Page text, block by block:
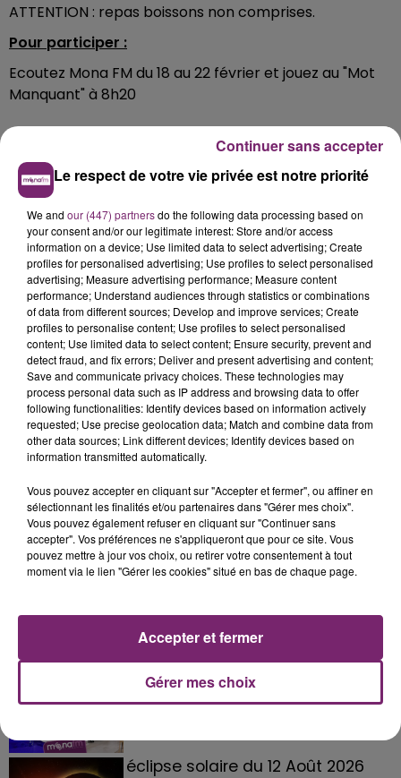
ATTENTION : repas boissons non comprises.
Pour participer :
Ecoutez Mona FM du 18 au 22 février et jouez au "Mot
Manquant" à 8h20
La Bulle - Guinguette éphémère
de Frelinghien !
éclipse solaire du 12 Août 2026
Le respect de votre vie privée est notre priorité
We and our (447) partnersdo the following data processing based on
your consent and/or our legitimate interest: Store and/or access
information on a device; Use limited data to select advertising; Create
profiles for personalised advertising; Use profiles to select personalised
advertising; Measure advertising performance; Measure content
performance; Understand audiences through statistics or combinations
of data from different sources; Develop and improve services; Create
profiles to personalise content; Use profiles to select personalised
content; Use limited data to select content; Ensure security, prevent and
detect fraud, and fix errors; Deliver and present advertising and content;
Save and communicate privacy choices. These technologies may
process personal data such as IP address and browsing data to offer
following functionalities: Identify devices based on information actively
requested; Use precise geolocation data; Match and combine data from
other data sources; Link different devices; Identify devices based on
information transmitted automatically.
Vous pouvez accepter en cliquant sur "Accepter et fermer", ou affiner en
sélectionnant les finalités et/ou partenaires dans "Gérer mes choix".
Vous pouvez également refuser en cliquant sur "Continuer sans
accepter". Vos préférences ne s'appliqueront que pour ce site. Vous
pouvez mettre à jour vos choix, ou retirer votre consentement à tout
moment via le lien "Gérer les cookies" situé en bas de chaque page.
Gérer mes choix
Accepter et fermer
Continuer sans accepter